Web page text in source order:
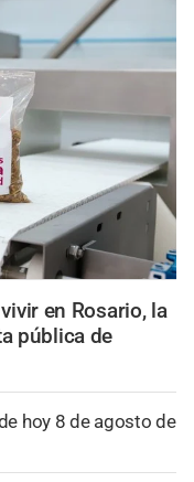
en Rosario, la
pública de
hoy 8 de agosto de